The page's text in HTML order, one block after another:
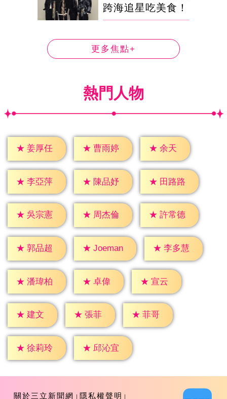
跨海追星吃美食！
更多焦點+
熱門人物
★ 姜厚任 ★ 曹雨婷 ★ 余天
★ 李亞萍 ★ 陳品妤 ★ 田路路
★ 吳宗憲 ★ 周杰倫 ★ 許常德
★ 郭品超 ★ Joeman ★ 李多慧
★ 潘瑋柏 ★ 卓偉 ★ 宣云
★ 建文 ★ 張菲 ★ 菲哥
★ 徐莉玲 ★ 邱沁宜
關於三立新聞網 隱私權聲明